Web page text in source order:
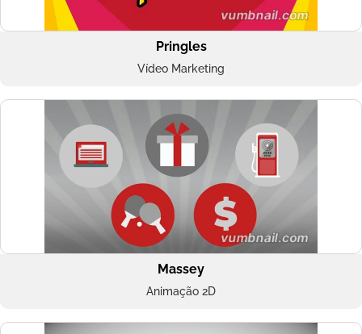
Pringles
Vídeo Marketing
Massey
Animação 2D